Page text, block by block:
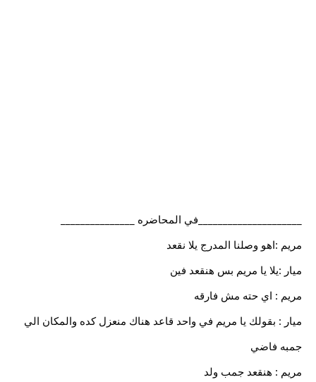
_____________________في المحاضره _______________
مريم :اهو وصلنا المدرج يلا نقعد
ميار :يلا يا مريم بس هنقعد فين
مريم : اي حته مش فارقه
ميار : بقولك يا مريم في واحد قاعد هناك منعزل كده والمكان الي
جمبه فاضي
مريم : هنقعد جمب ولد